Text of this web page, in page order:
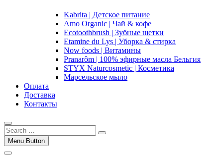
Kabrita | Детское питание
Amo Organic | Чай & кофе
Ecotoothbrush | Зубные щетки
Etamine du Lys | Уборка & стирка
Now foods | Витамины
Pranarôm | 100% эфирные масла Бельгия
STYX Naturcosmetic | Косметика
Марсельское мыло
Оплата
Доставка
Контакты
Menu Button